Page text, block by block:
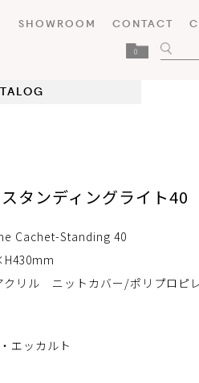
SHOWROOM CONTACT
0
タンディングライト40
Cachet-Standing 40
クリル ニットカバー/ポリプロピ
エッカルト